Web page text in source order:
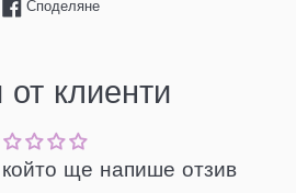
СподелянеСподеляне чрез Facebook
клиенти
ще напише отзив